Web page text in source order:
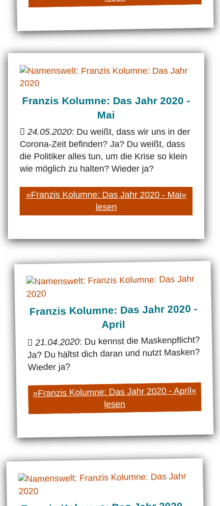
Franzis Kolumne: Das Jahr 2020 -
Mai
24.05.2020: Du weißt, dass wir uns in der
Corona-Zeit befinden? Ja? Du weißt, dass
die Politiker alles tun, um die Krise so klein
wie möglich zu halten? Wieder ja?
»Franzis Kolumne: Das Jahr 2020 - Mai«
lesen
Franzis Kolumne: Das Jahr 2020 -
April
21.04.2020: Du kennst die Maskenpflicht?
Ja? Du hältst dich daran und nutzt Masken?
Wieder ja?
»Franzis Kolumne: Das Jahr 2020 - April«
lesen